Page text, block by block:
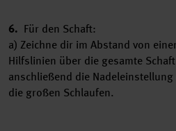
6. Für den Schaft:
a) Zeichne dir im Abstand von
Hilfslinien über die gesamte
anschließend die
die großen Schlaufen.